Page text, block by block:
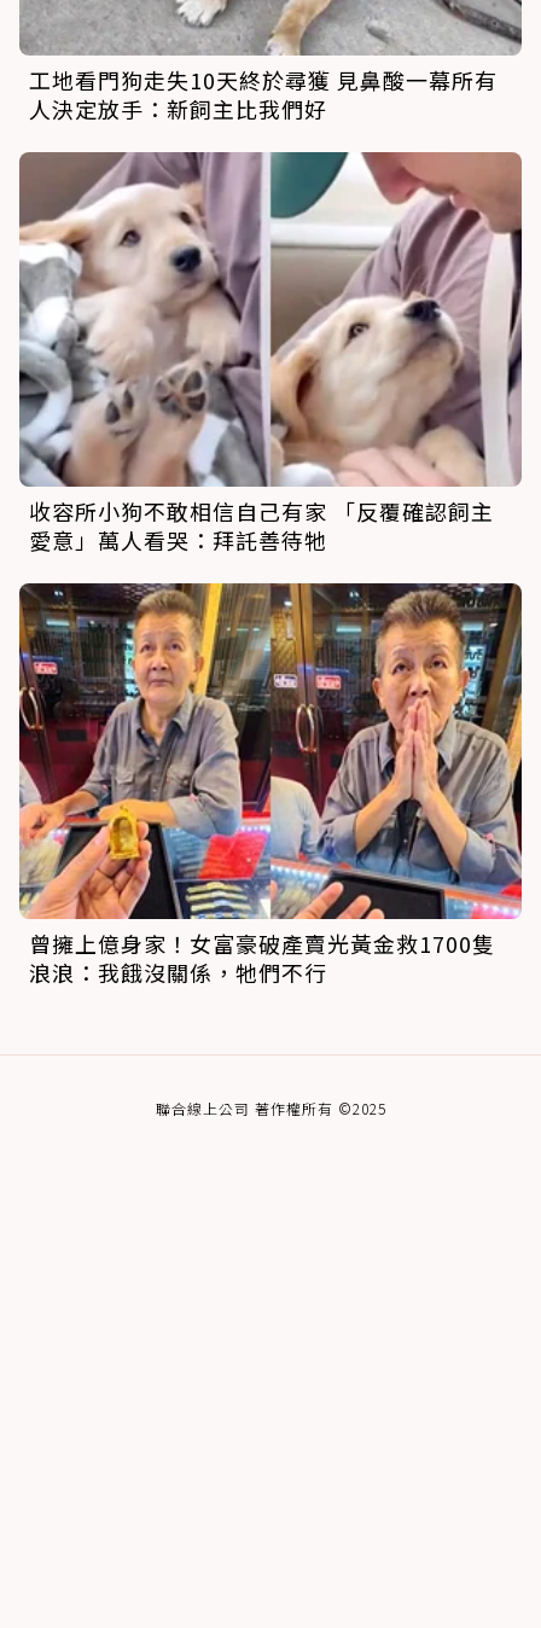
工地看門狗走失10天終於尋獲 見鼻酸一幕所有
人決定放手：新飼主比我們好
收容所小狗不敢相信自己有家 「反覆確認飼主
愛意」萬人看哭：拜託善待牠
曾擁上億身家！女富豪破產賣光黃金救1700隻
浪浪：我餓沒關係，牠們不行
聯合線上公司 著作權所有 ©2025